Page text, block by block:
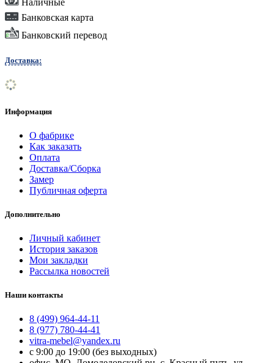
Наличные
Банковская карта
Банковский перевод
Доставка:
Информация
О фабрике
Как заказать
Оплата
Доставка/Сборка
Замер
Публичная оферта
Дополнительно
Личный кабинет
История заказов
Мои закладки
Рассылка новостей
Наши контакты
8 (499) 964-44-11
8 (977) 780-44-41
vitra-mebel@yandex.ru
с 9:00 до 19:00 (без выходных)